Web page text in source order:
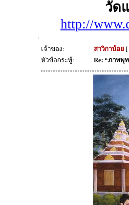
วัด
http://
เจ้าของ: สาวิกาน้อย[
หัวข้อกระทู้:
Re: “ภาพพุ